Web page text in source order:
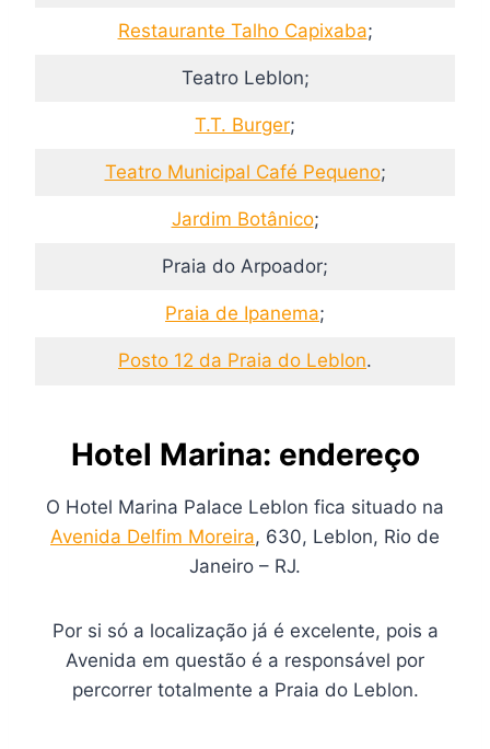
Restaurante Talho Capixaba;
Teatro Leblon;
T.T. Burger;
Teatro Municipal Café Pequeno;
Jardim Botânico;
Praia do Arpoador;
Praia de Ipanema;
Posto 12 da Praia do Leblon.
Hotel Marina: endereço
O Hotel Marina Palace Leblon fica situado na
Avenida Delfim Moreira, 630, Leblon, Rio de
Janeiro – RJ.
Por si só a localização já é excelente, pois a
Avenida em questão é a responsável por
percorrer totalmente a Praia do Leblon.